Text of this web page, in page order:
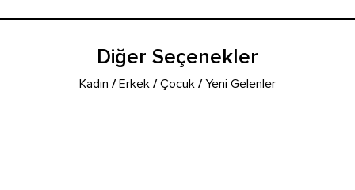
Diğer Seçenekler
Kadın /Erkek /Çocuk /Yeni Gelenler